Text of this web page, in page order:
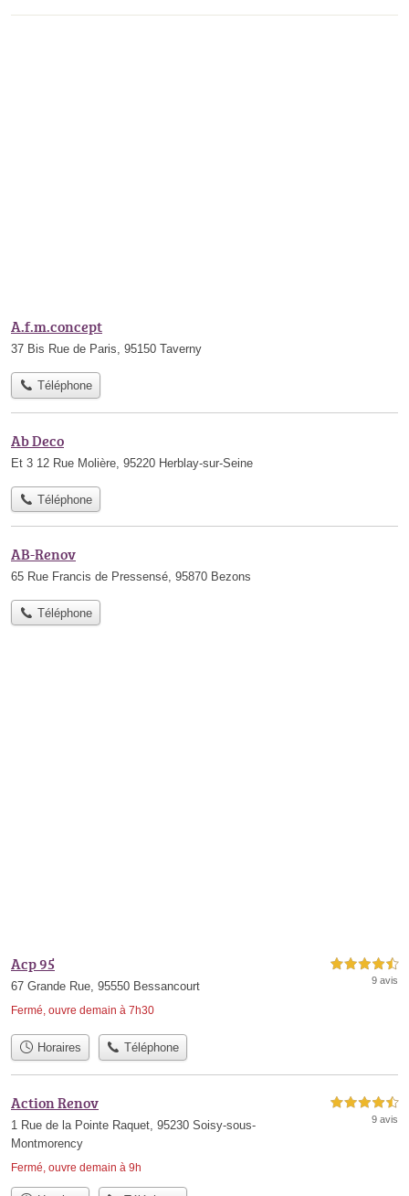
A.f.m.concept
37 Bis Rue de Paris, 95150 Taverny
Téléphone
Ab Deco
Et 3 12 Rue Molière, 95220 Herblay-sur-Seine
Téléphone
AB-Renov
65 Rue Francis de Pressensé, 95870 Bezons
Téléphone
Acp 95
67 Grande Rue, 95550 Bessancourt
Fermé, ouvre demain à 7h30
4,5 étoiles sur 5
9 avis
Horaires Téléphone
Action Renov
1 Rue de la Pointe Raquet, 95230 Soisy-sous-
Montmorency
Fermé, ouvre demain à 9h
4,5 étoiles sur 5
9 avis